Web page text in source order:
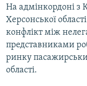
Усі сайти RFE/RL
На адмінкордоні з
Херсонської
конфлікт між
представниками
ринку
області.